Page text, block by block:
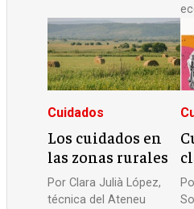
Cuidados
Los cuidados en
las zonas rurales
PorClara Julià López,
técnica del Ateneu